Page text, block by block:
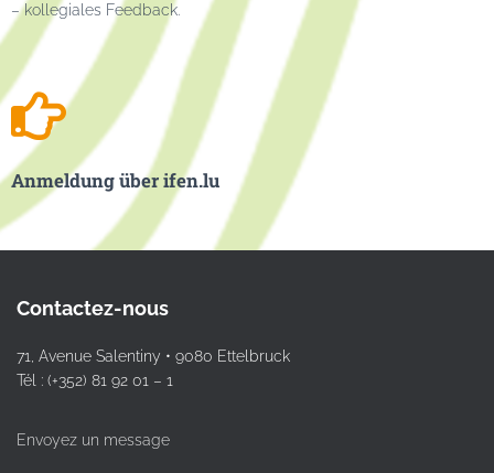
– kollegiales Feedback.
Anmeldung über ifen.lu
Contactez-nous
71, Avenue Salentiny • 9080 Ettelbruck
Tél : (+352) 81 92 01 – 1
Envoyez un message